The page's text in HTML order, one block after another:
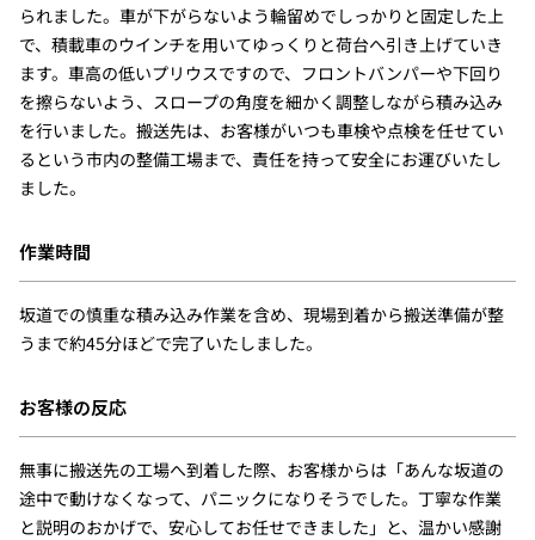
られました。車が下がらないよう輪留めでしっかりと固定した上
で、積載車のウインチを用いてゆっくりと荷台へ引き上げていき
ます。車高の低いプリウスですので、フロントバンパーや下回り
を擦らないよう、スロープの角度を細かく調整しながら積み込み
を行いました。搬送先は、お客様がいつも車検や点検を任せてい
るという市内の整備工場まで、責任を持って安全にお運びいたし
ました。
作業時間
坂道での慎重な積み込み作業を含め、現場到着から搬送準備が整
うまで約45分ほどで完了いたしました。
お客様の反応
無事に搬送先の工場へ到着した際、お客様からは「あんな坂道の
途中で動けなくなって、パニックになりそうでした。丁寧な作業
と説明のおかげで、安心してお任せできました」と、温かい感謝